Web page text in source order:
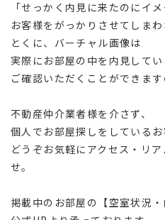
「せっかく内見に来たのにイ
お客様をがっかりさせてしまわ
とくに、バーチャル画像は
実際にお部屋の中を内見して
ご確認いただくことができます
不動産仲介業者様を介さず、
個人でお部屋探しをしているお
どうぞお気軽にアクセス・リ
せ。
掲載中のお部屋の【空室状況